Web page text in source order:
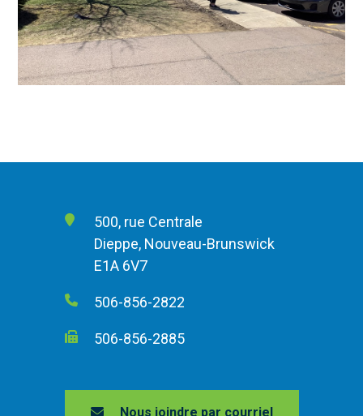
500, rue Centrale
Dieppe, Nouveau-Brunswick
E1A 6V7
506-856-2822
506-856-2885
Nous joindre par courriel